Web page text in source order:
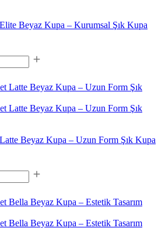
Beyaz Kupa – Kurumsal Şık Kupa
Beyaz Kupa – Uzun Form Şık Kupa